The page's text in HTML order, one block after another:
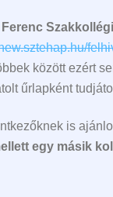
között ezért
űrlapként
is
egy másik